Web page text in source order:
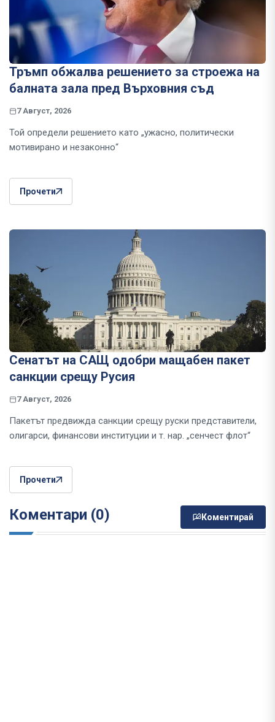
Тръмп обжалва решението за строежа на
балната зала пред Върховния съд
7 Август, 2026
Той определи решението като „ужасно, политически
мотивирано и незаконно“
Прочети
Сенатът на САЩ одобри мащабен пакет
санкции срещу Русия
7 Август, 2026
Пакетът предвижда санкции срещу руски представители,
олигарси, финансови институции и т. нар. „сенчест флот“
Прочети
Коментари (0) Коментирай